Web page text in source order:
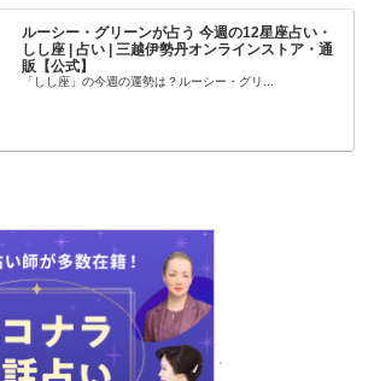
ルーシー・グリーンが占う 今週の12星座占い・
しし座 | 占い | 三越伊勢丹オンラインストア・通
販【公式】
「しし座」の今週の運勢は？ルーシー・グリ...